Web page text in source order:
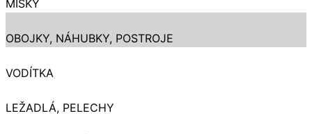
MISKY
OBOJKY, NÁHUBKY, POSTROJE
VODÍTKA
LEŽADLÁ, PELECHY